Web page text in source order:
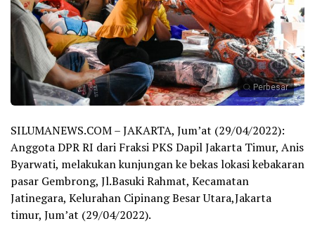
Perbesar
SILUMANEWS.COM – JAKARTA, Jum’at (29/04/2022):
Anggota DPR RI dari Fraksi PKS Dapil Jakarta Timur, Anis
Byarwati, melakukan kunjungan ke bekas lokasi kebakaran
pasar Gembrong, Jl.Basuki Rahmat, Kecamatan
Jatinegara, Kelurahan Cipinang Besar Utara,Jakarta
timur, Jum’at (29/04/2022).